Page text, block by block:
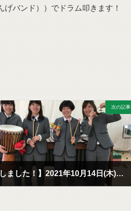
バンド））でドラム叩きます！
次の記事
【終了しました！】2021年10月14日(木)どやどや楽団コンサート@京町いづみ保育園